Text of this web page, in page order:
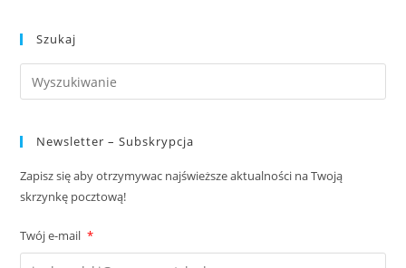
Szukaj
Newsletter – Subskrypcja
Zapisz się aby otrzymywac najświeższe aktualności na Twoją
skrzynkę pocztową!
Twój e-mail *